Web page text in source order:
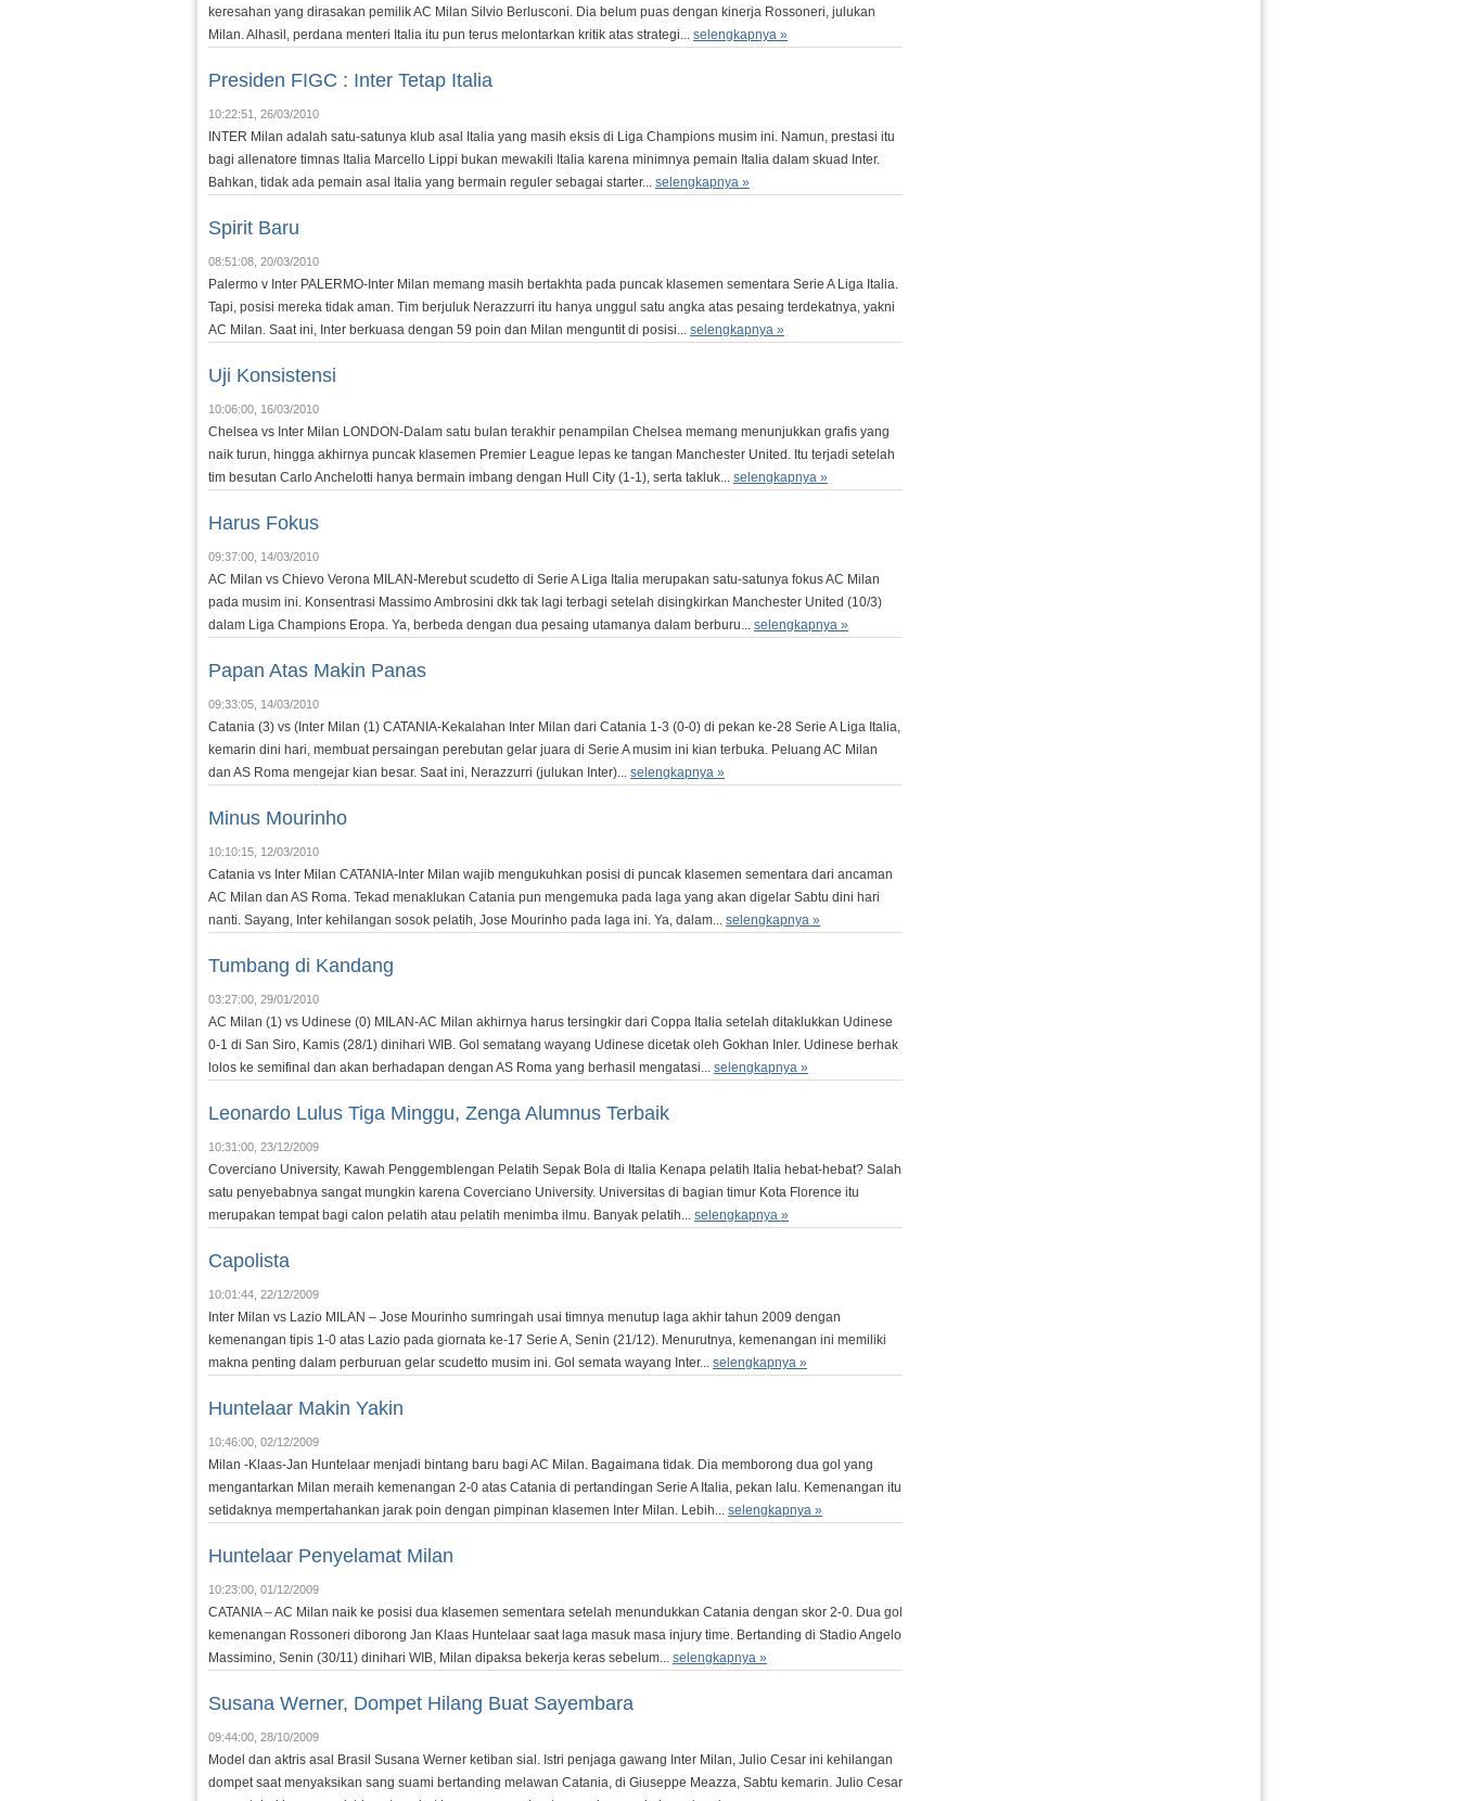
keresahan yang dirasakan pemilik AC Milan Silvio Berlusconi. Dia belum puas dengan kinerja Rossoneri, julukan
Milan. Alhasil, perdana menteri Italia itu pun terus melontarkan kritik atas strategi... selengkapnya »
Presiden FIGC : Inter Tetap Italia
10:22:51, 26/03/2010
INTER Milan adalah satu-satunya klub asal Italia yang masih eksis di Liga Champions musim ini. Namun, prestasi itu
bagi allenatore timnas Italia Marcello Lippi bukan mewakili Italia karena minimnya pemain Italia dalam skuad Inter.
Bahkan, tidak ada pemain asal Italia yang bermain reguler sebagai starter... selengkapnya »
Spirit Baru
08:51:08, 20/03/2010
Palermo v Inter PALERMO-Inter Milan memang masih bertakhta pada puncak klasemen sementara Serie A Liga Italia.
Tapi, posisi mereka tidak aman. Tim berjuluk Nerazzurri itu hanya unggul satu angka atas pesaing terdekatnya, yakni
AC Milan. Saat ini, Inter berkuasa dengan 59 poin dan Milan menguntit di posisi... selengkapnya »
Uji Konsistensi
10:06:00, 16/03/2010
Chelsea vs Inter Milan LONDON-Dalam satu bulan terakhir penampilan Chelsea memang menunjukkan grafis yang
naik turun, hingga akhirnya puncak klasemen Premier League lepas ke tangan Manchester United. Itu terjadi setelah
tim besutan Carlo Anchelotti hanya bermain imbang dengan Hull City (1-1), serta takluk... selengkapnya »
Harus Fokus
09:37:00, 14/03/2010
AC Milan vs Chievo Verona MILAN-Merebut scudetto di Serie A Liga Italia merupakan satu-satunya fokus AC Milan
pada musim ini. Konsentrasi Massimo Ambrosini dkk tak lagi terbagi setelah disingkirkan Manchester United (10/3)
dalam Liga Champions Eropa. Ya, berbeda dengan dua pesaing utamanya dalam berburu... selengkapnya »
Papan Atas Makin Panas
09:33:05, 14/03/2010
Catania (3) vs (Inter Milan (1) CATANIA-Kekalahan Inter Milan dari Catania 1-3 (0-0) di pekan ke-28 Serie A Liga Italia,
kemarin dini hari, membuat persaingan perebutan gelar juara di Serie A musim ini kian terbuka. Peluang AC Milan
dan AS Roma mengejar kian besar. Saat ini, Nerazzurri (julukan Inter)... selengkapnya »
Minus Mourinho
10:10:15, 12/03/2010
Catania vs Inter Milan CATANIA-Inter Milan wajib mengukuhkan posisi di puncak klasemen sementara dari ancaman
AC Milan dan AS Roma. Tekad menaklukan Catania pun mengemuka pada laga yang akan digelar Sabtu dini hari
nanti. Sayang, Inter kehilangan sosok pelatih, Jose Mourinho pada laga ini. Ya, dalam... selengkapnya »
Tumbang di Kandang
03:27:00, 29/01/2010
AC Milan (1) vs Udinese (0) MILAN-AC Milan akhirnya harus tersingkir dari Coppa Italia setelah ditaklukkan Udinese
0-1 di San Siro, Kamis (28/1) dinihari WIB. Gol sematang wayang Udinese dicetak oleh Gokhan Inler. Udinese berhak
lolos ke semifinal dan akan berhadapan dengan AS Roma yang berhasil mengatasi... selengkapnya »
Leonardo Lulus Tiga Minggu, Zenga Alumnus Terbaik
10:31:00, 23/12/2009
Coverciano University, Kawah Penggemblengan Pelatih Sepak Bola di Italia Kenapa pelatih Italia hebat-hebat? Salah
satu penyebabnya sangat mungkin karena Coverciano University. Universitas di bagian timur Kota Florence itu
merupakan tempat bagi calon pelatih atau pelatih menimba ilmu. Banyak pelatih... selengkapnya »
Capolista
10:01:44, 22/12/2009
Inter Milan vs Lazio MILAN – Jose Mourinho sumringah usai timnya menutup laga akhir tahun 2009 dengan
kemenangan tipis 1-0 atas Lazio pada giornata ke-17 Serie A, Senin (21/12). Menurutnya, kemenangan ini memiliki
makna penting dalam perburuan gelar scudetto musim ini. Gol semata wayang Inter... selengkapnya »
Huntelaar Makin Yakin
10:46:00, 02/12/2009
Milan -Klaas-Jan Huntelaar menjadi bintang baru bagi AC Milan. Bagaimana tidak. Dia memborong dua gol yang
mengantarkan Milan meraih kemenangan 2-0 atas Catania di pertandingan Serie A Italia, pekan lalu. Kemenangan itu
setidaknya mempertahankan jarak poin dengan pimpinan klasemen Inter Milan. Lebih... selengkapnya »
Huntelaar Penyelamat Milan
10:23:00, 01/12/2009
CATANIA – AC Milan naik ke posisi dua klasemen sementara setelah menundukkan Catania dengan skor 2-0. Dua gol
kemenangan Rossoneri diborong Jan Klaas Huntelaar saat laga masuk masa injury time. Bertanding di Stadio Angelo
Massimino, Senin (30/11) dinihari WIB, Milan dipaksa bekerja keras sebelum... selengkapnya »
Susana Werner, Dompet Hilang Buat Sayembara
09:44:00, 28/10/2009
Model dan aktris asal Brasil Susana Werner ketiban sial. Istri penjaga gawang Inter Milan, Julio Cesar ini kehilangan
dompet saat menyaksikan sang suami bertanding melawan Catania, di Giuseppe Meazza, Sabtu kemarin. Julio Cesar